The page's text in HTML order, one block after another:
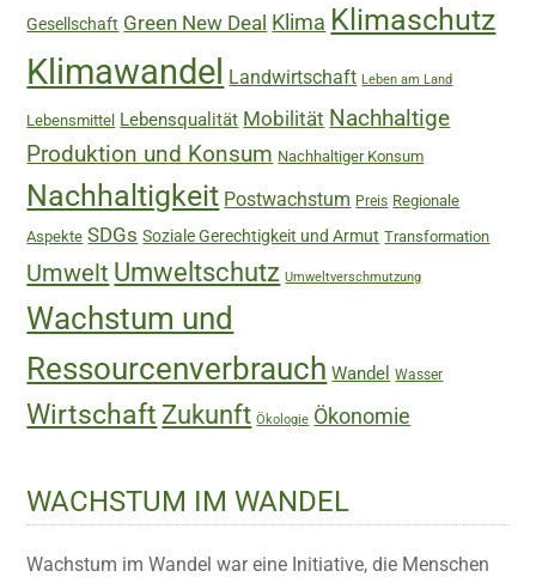
Gesellschaft Green New Deal Klima Klimaschutz
Klimawandel Landwirtschaft Leben am Land
Lebensmittel Lebensqualität Mobilität Nachhaltige
Produktion und Konsum Nachhaltiger Konsum
Nachhaltigkeit Postwachstum Preis Regionale
Aspekte SDGs Soziale Gerechtigkeit und Armut Transformation
Umwelt Umweltschutz Umweltverschmutzung
Wachstum und
Ressourcenverbrauch Wandel Wasser
Wirtschaft Zukunft Ökologie Ökonomie
WACHSTUM IM WANDEL
Wachstum im Wandel war eine Initiative, die Menschen